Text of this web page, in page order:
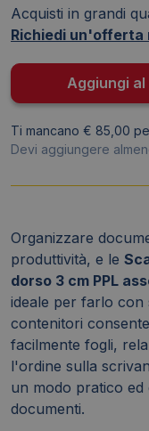
Acquisti in grandi
Richiedi un'offerta
Aggiungi
Ti mancano € 85,00
Devi aggiungere
Organizzare
produttività, e le
dorso 3 cm PPL
ideale per farlo con
contenitori
facilmente fogli,
l'ordine sulla
un modo pratico
documenti.